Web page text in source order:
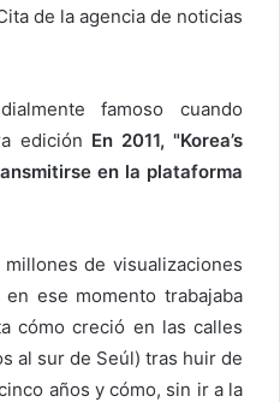
de la agencia de noticias
famoso cuando
edición En 2011, "Korea’s
en la plataforma
de visualizaciones
ese momento trabajaba
cómo creció en las calles
al sur de Seúl) tras huir de
años y cómo, sin ir a la